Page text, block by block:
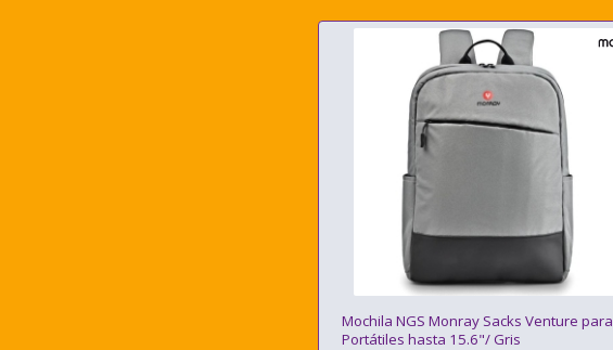
Mochila NGS Monray Sacks Venture para
Portátiles hasta 15.6"/ Gris